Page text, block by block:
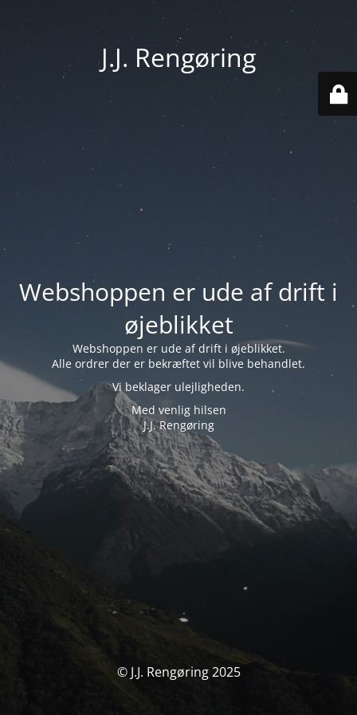
J.J. Rengøring
Webshoppen er ude af drift i
øjeblikket
Webshoppen er ude af drift i øjeblikket.
Alle ordrer der er bekræftet vil blive behandlet.
Vi beklager ulejligheden.
Med venlig hilsen
J.J. Rengøring
© J.J. Rengøring 2025